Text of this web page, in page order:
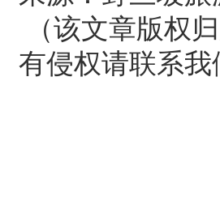
（该文章版权
有侵权请联系我